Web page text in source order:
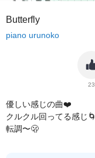
Butterfly
piano urunoko
23
優しい感じの曲❤️
クルクル回ってる感じ🌀
転調〜🫢